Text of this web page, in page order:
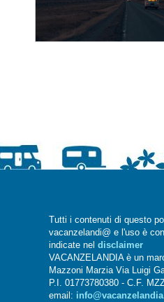
Tutti i contenuti di questo
vacanzelandi@ e l'uso è
indicate nel disclaimer
VACANZELANDIA è un
Mazzoni Marzia Via Luigi
P.I. 01773780380 - C.F.
email: